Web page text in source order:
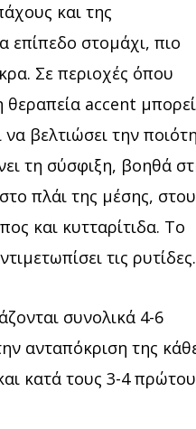
και της
επίπεδο στομάχι, πιο
Σε περιοχές όπου
θεραπεία accent μπορεί
βελτιώσει την
τη σύσφιξη, βοηθά
πλάι της μέσης,
και κυτταρίτιδα. Το
τις ρυτίδες.
συνολικά 4-6
ανταπόκριση της
κατά τους 3-4